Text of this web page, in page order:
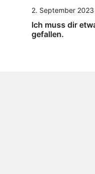
2. September 2023
Ich muss dir
gefallen.